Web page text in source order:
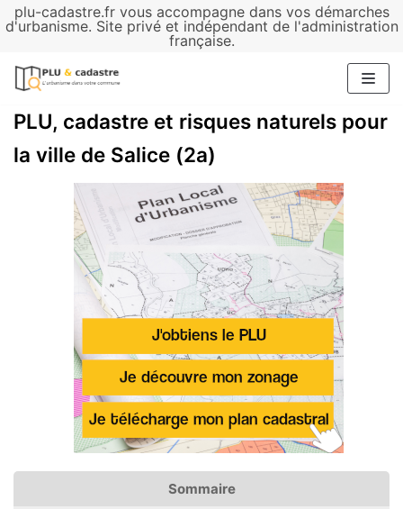
plu-cadastre.fr vous accompagne dans vos démarches
d'urbanisme. Site privé et indépendant de l'administration
française.
Aller
contenu
PLU, cadastre et risques naturels pour
la ville de Salice (2a)
Sommaire